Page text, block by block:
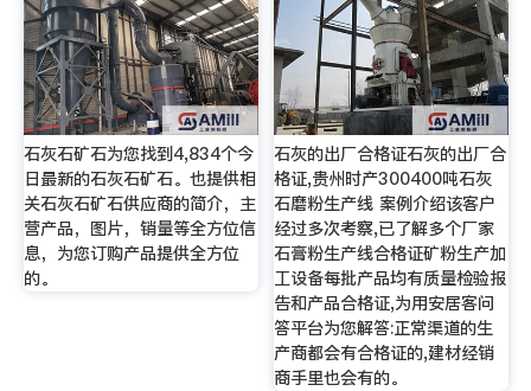
石灰石矿石为您找到4,834个今
日最新的石灰石矿石。也提供相
关石灰石矿石供应商的简介，主
营产品，图片，销量等全方位信
息，为您订购产品提供全方位
的。
石灰的出厂合格证石灰的出厂合
格证,贵州时产300400吨石灰
石磨粉生产线 案例介绍该客户
经过多次考察,已了解多个厂家
石膏粉生产线合格证矿粉生产加
工设备每批产品均有质量检验报
告和产品合格证,为用安居客问
答平台为您解答:正常渠道的生
产商都会有合格证的,建材经销
商手里也会有的。